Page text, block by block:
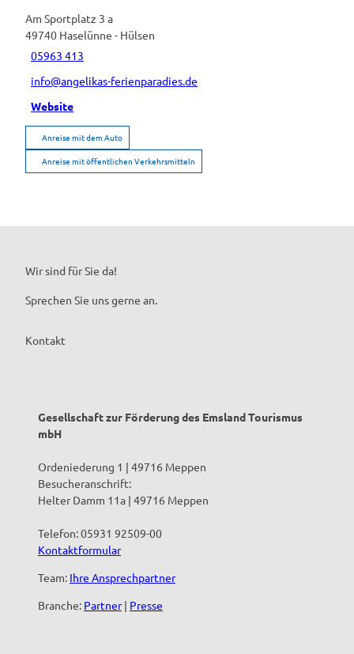
Am Sportplatz 3 a
49740 Haselünne - Hülsen
05963 413
info@angelikas-ferienparadies.de
Website
Anreise mit dem Auto
Anreise mit öffentlichen Verkehrsmitteln
Wir sind für Sie da!
Sprechen Sie uns gerne an.
Kontakt
Gesellschaft zur Förderung des Emsland Tourismus
mbH
Ordeniederung 1 | 49716 Meppen
Besucheranschrift:
Helter Damm 11a | 49716 Meppen
Telefon: 05931 92509-00
Kontaktformular
Team: Ihre Ansprechpartner
Branche: Partner| Presse